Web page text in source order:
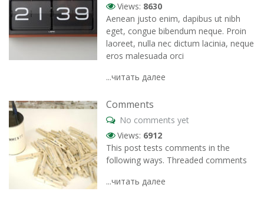
Views: 8630
Aenean justo enim, dapibus ut nibh
eget, congue bibendum neque. Proin
laoreet, nulla nec dictum lacinia, neque
eros malesuada orci
...читать далее
Comments
No comments yet
Views: 6912
This post tests comments in the
following ways. Threaded comments
...читать далее